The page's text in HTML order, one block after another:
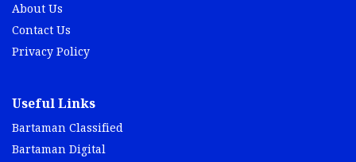
About Us
Contact Us
Privacy Policy
Useful Links
Bartaman Classified
Bartaman Digital